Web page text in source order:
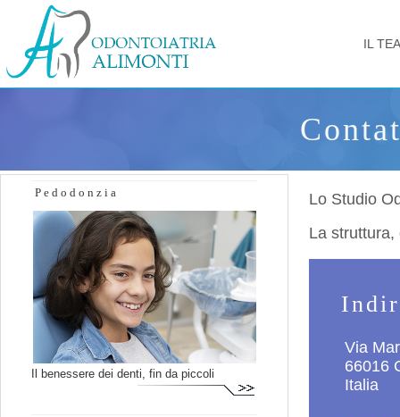
IL
Lo Studio
La
Via
66016
Italia
Pedodonzia
Il benessere dei denti, fin da piccoli